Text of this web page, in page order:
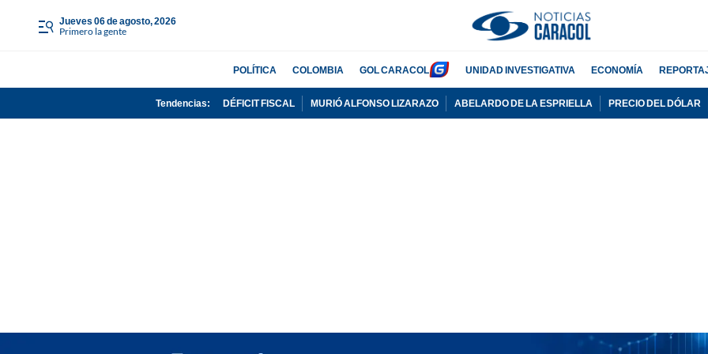
jueves 06 de agosto, 2026
Primero la gente
POLÍTICA COLOMBIA GOL CARACOL UNIDAD INVESTIGATIVA ECONOMÍA
Tendencias: DÉFICIT FISCAL MURIÓ ALFONSO LIZARAZO ABELARDO DE LA ESPRIELLA PRECIO DEL DÓLAR